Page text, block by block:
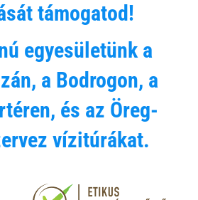
támogatod!
egyesületünk a
a Bodrogon, a
és az Öreg-
vízitúrákat.